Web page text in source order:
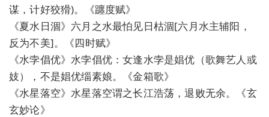
谋，计好狡猾)。《躔度赋》
《夏水日涸》六月之水最怕见日枯涸[六月水主辅阳，
反为不美]。《四时赋》
《水孛倡优》水孛倡优：女逢水孛是娼优（歌舞艺人或
妓），不是娼优缁素娘。《金箱歌》
《水星落空》水星落空谓之长江浩荡，退败无余。《玄
玄妙论》